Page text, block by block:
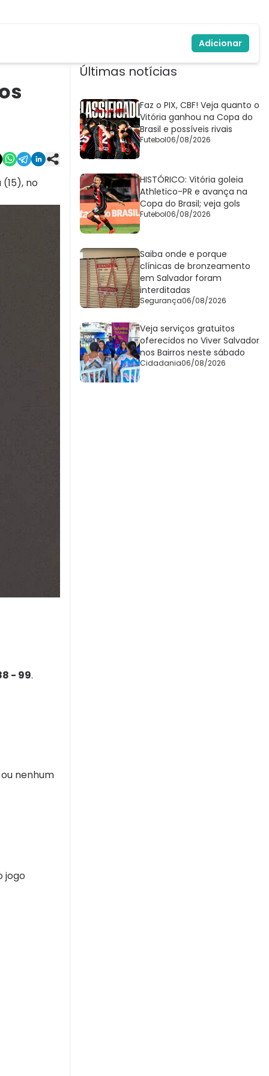
Adicionar
no
- 99.
nenhum
jogo
Últimas notícias
Faz o PIX, CBF! Veja quanto o
Vitória ganhou na Copa do
Brasil e possíveis rivais
Futebol06/08/2026
HISTÓRICO: Vitória goleia
Athletico-PR e avança na
Copa do Brasil; veja gols
Futebol06/08/2026
Saiba onde e porque
clínicas de bronzeamento
em Salvador foram
interditadas
Segurança06/08/2026
Veja serviços gratuitos
oferecidos no Viver Salvador
nos Bairros neste sábado
Cidadania06/08/2026